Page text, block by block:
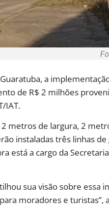
a
de R$ 2 milhões
IAT.
metros de largura, 2
instaladas três linhas
está a cargo da
sua visão sobre essa
moradores e turistas”,